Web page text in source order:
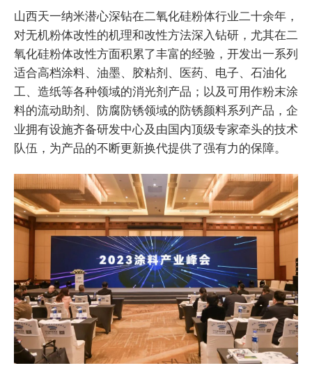
山西天一纳米潜心深钻在二氧化硅粉体行业二十余年，
对无机粉体改性的机理和改性方法深入钻研，尤其在二
氧化硅粉体改性方面积累了丰富的经验，开发出一系列
适合高档涂料、油墨、胶粘剂、医药、电子、石油化
工、造纸等各种领域的消光剂产品；以及可用作粉末涂
料的流动助剂、防腐防锈领域的防锈颜料系列产品，企
业拥有设施齐备研发中心及由国内顶级专家牵头的技术
队伍，为产品的不断更新换代提供了强有力的保障。